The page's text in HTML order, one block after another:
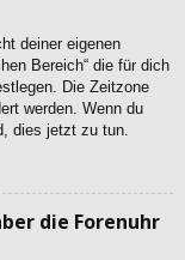
deiner eigenen
Bereich“ die für dich
Die Zeitzone
werden. Wenn du
dies jetzt zu tun.
die Forenuhr